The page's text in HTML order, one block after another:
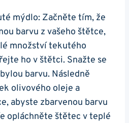
mýdlo: Začněte ⁤tím, že
​barvu z vašeho ‌štětce,
množství tekutého
ho‍ v štětci. Snažte se
barvu. Následně
olivového oleje​ a​
abyste zbarvenou ⁣barvu
opláchněte ‍štětec v ⁣teplé